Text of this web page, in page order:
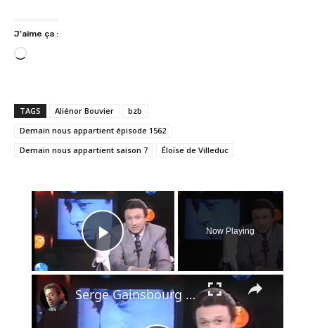
J’aime ça :
C
r
g
e
m
TAGS Aliénor Bouvier
bzb
Demain nous appartient épisode 1562
Demain nous appartient saison 7
Éloïse de Villeduc
Play Video
Now Playing
Serge Gainsbourg - hommage - le chanteur - 1991